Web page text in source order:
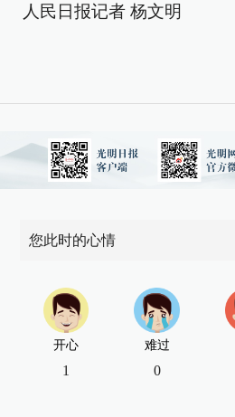
人民日报记者 杨文明
您此时的心情
开心
1
难过
0